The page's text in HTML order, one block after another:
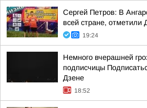
Сергей Петров: В
всей стране, отметили
19:24
Немного вчерашней
подписчицы
Дзене
18:52